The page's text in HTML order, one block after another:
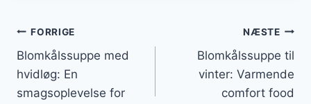
Indlægsnavigation
FORRIGE
Blomkålssuppe med
hvidløg: En
smagsoplevelse for
NÆSTE
Blomkålssuppe til
vinter: Varmende
comfort food